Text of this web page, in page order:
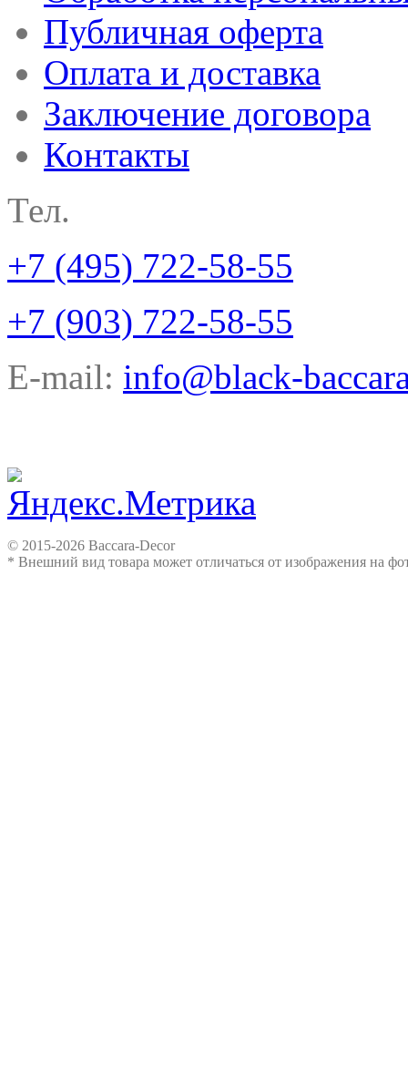
Публичная оферта
Оплата и доставка
Заключение договора
Контакты
Тел.
+7 (495) 722-58-55
+7 (903) 722-58-55
E-mail: info@black-
© 2015-2026 Baccara-Decor
* Внешний вид товара может отличаться от изображения на